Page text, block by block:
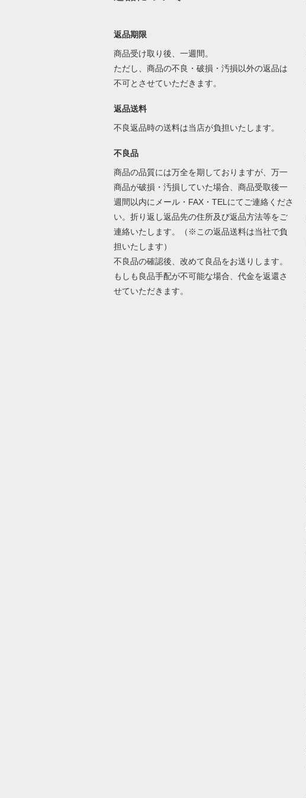
返品期限
商品受け取り後、一週間。
ただし、商品の不良・破損・汚損以外の返品は
不可とさせていただきます。
返品送料
不良返品時の送料は当店が負担いたします。
不良品
商品の品質には万全を期しておりますが、万一
商品が破損・汚損していた場合、商品受取後一
週間以内にメール・FAX・TELにてご連絡くださ
い。折り返し返品先の住所及び返品方法等をご
連絡いたします。（※この返品送料は当社で負
担いたします）
不良品の確認後、改めて良品をお送りします。
もしも良品手配が不可能な場合、代金を返還さ
せていただきます。